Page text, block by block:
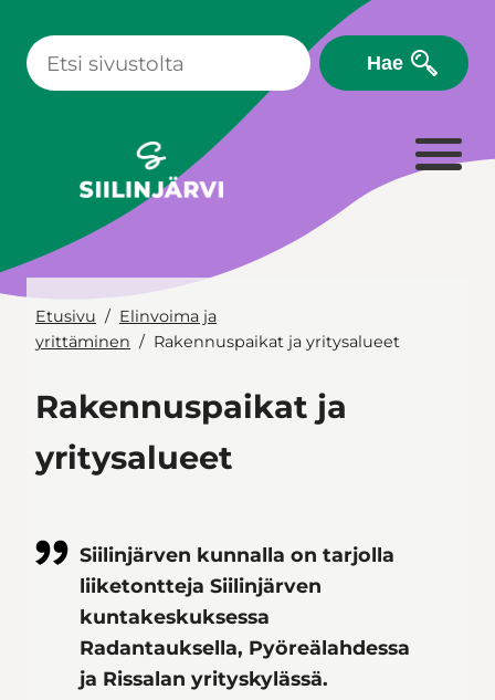
sisältöön
Hae
Etusivu
Elinvoima ja
yrittäminen
Rakennuspaikat ja yritysalueet
Rakennuspaikat ja
yritysalueet
Siilinjärven kunnalla on tarjolla
liiketontteja Siilinjärven
kuntakeskuksessa
Radantauksella, Pyöreälahdessa
ja Rissalan yrityskylässä.